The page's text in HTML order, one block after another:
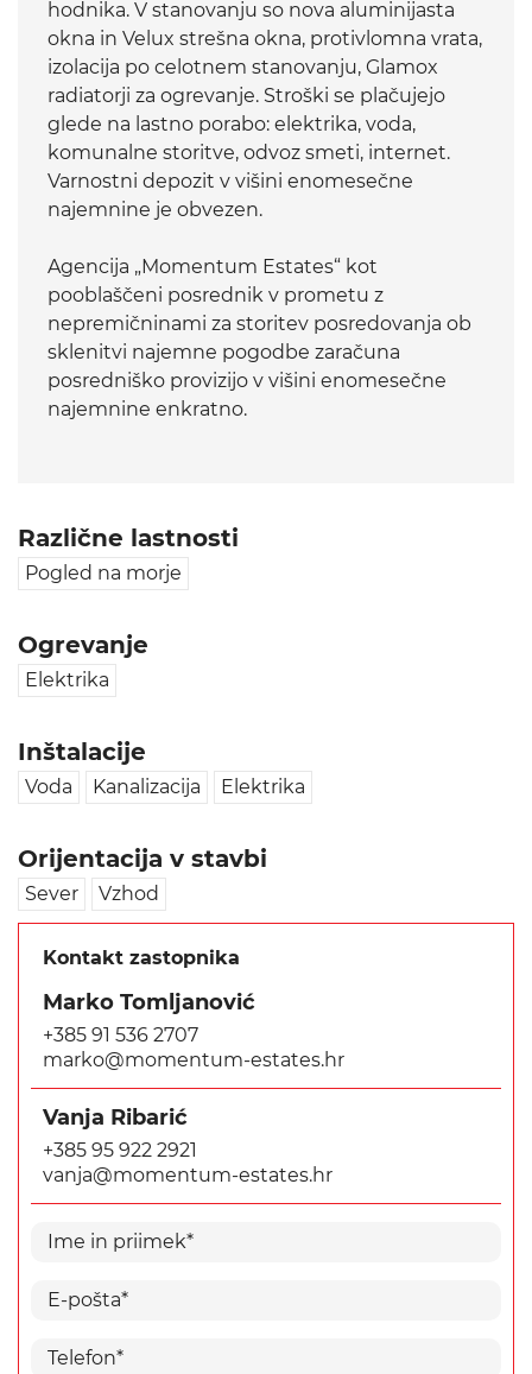
hodnika. V stanovanju so nova aluminijasta
okna in Velux strešna okna, protivlomna vrata,
izolacija po celotnem stanovanju, Glamox
radiatorji za ogrevanje. Stroški se plačujejo
glede na lastno porabo: elektrika, voda,
komunalne storitve, odvoz smeti, internet.
Varnostni depozit v višini enomesečne
najemnine je obvezen.
Agencija „Momentum Estates“ kot
pooblaščeni posrednik v prometu z
nepremičninami za storitev posredovanja ob
sklenitvi najemne pogodbe zaračuna
posredniško provizijo v višini enomesečne
najemnine enkratno.
Različne lastnosti
Pogled na morje
Ogrevanje
Elektrika
Inštalacije
Voda Kanalizacija Elektrika
Orijentacija v stavbi
Sever Vzhod
Kontakt zastopnika
Marko Tomljanović
+385 91 536 2707
marko@momentum-estates.hr
Vanja Ribarić
+385 95 922 2921
vanja@momentum-estates.hr